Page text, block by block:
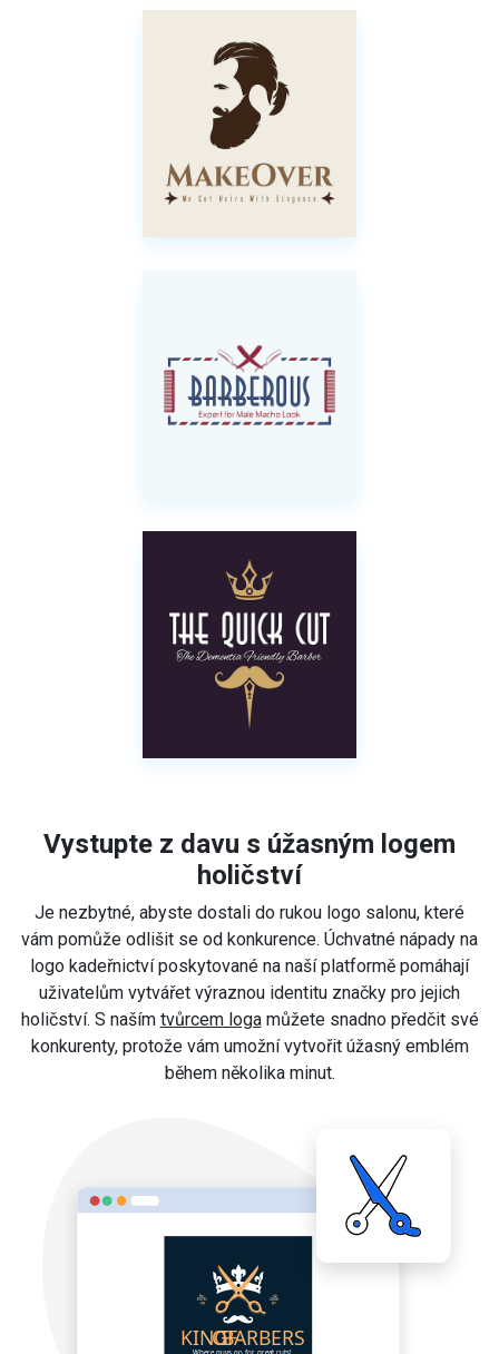
Vystupte z davu s úžasným logem
holičství
Je nezbytné, abyste dostali do rukou logo salonu, které
vám pomůže odlišit se od konkurence. Úchvatné nápady na
logo kadeřnictví poskytované na naší platformě pomáhají
uživatelům vytvářet výraznou identitu značky pro jejich
holičství. S naším tvůrcem logamůžete snadno předčit své
konkurenty, protože vám umožní vytvořit úžasný emblém
během několika minut.